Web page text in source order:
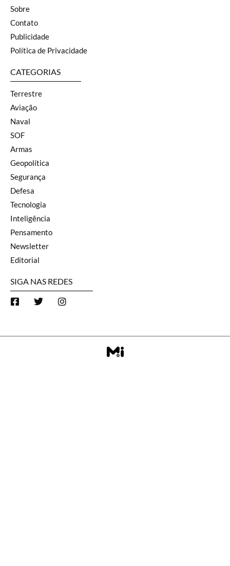
Sobre
Contato
Publicidade
Política de Privacidade
CATEGORIAS
Terrestre
Aviação
Naval
SOF
Armas
Geopolítica
Segurança
Defesa
Tecnologia
Inteligência
Pensamento
Newsletter
Editorial
SIGA NAS REDES